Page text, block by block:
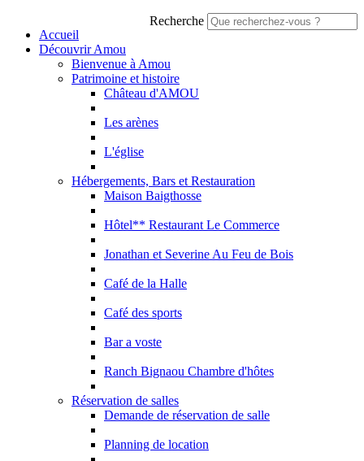
Recherche
Accueil
Découvrir Amou
Bienvenue à Amou
Patrimoine et histoire
Château d'AMOU
Les arènes
L'église
Hébergements, Bars et Restauration
Maison Baigthosse
Hôtel** Restaurant Le Commerce
Jonathan et Severine Au Feu de Bois
Café de la Halle
Café des sports
Bar a voste
Ranch Bignaou Chambre d'hôtes
Réservation de salles
Demande de réservation de salle
Planning de location